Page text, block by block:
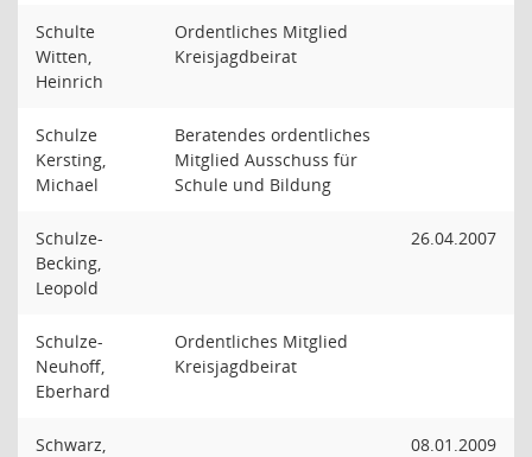
Schulte
Witten,
Heinrich
Ordentliches Mitglied
Kreisjagdbeirat
Schulze
Kersting,
Michael
Beratendes ordentliches
Mitglied Ausschuss für
Schule und Bildung
Schulze-
Becking,
Leopold
26.04.2007
Schulze-
Neuhoff,
Eberhard
Ordentliches Mitglied
Kreisjagdbeirat
Schwarz,
08.01.2009